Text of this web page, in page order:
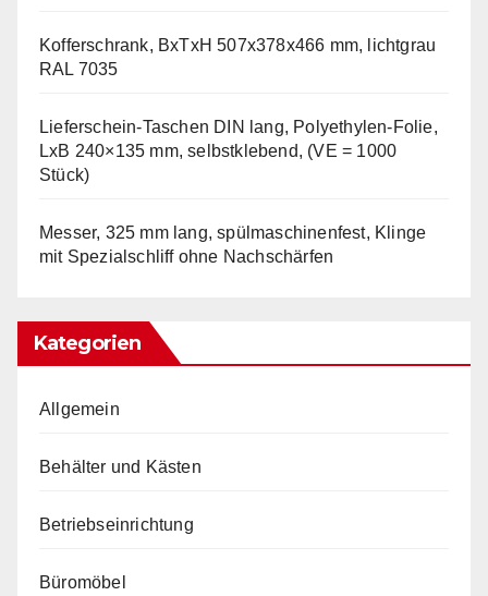
Kofferschrank, BxTxH 507x378x466 mm, lichtgrau
RAL 7035
Lieferschein-Taschen DIN lang, Polyethylen-Folie,
LxB 240×135 mm, selbstklebend, (VE = 1000
Stück)
Messer, 325 mm lang, spülmaschinenfest, Klinge
mit Spezialschliff ohne Nachschärfen
Kategorien
Allgemein
Behälter und Kästen
Betriebseinrichtung
Büromöbel